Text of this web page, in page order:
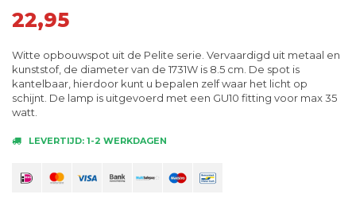
22,95
Witte opbouwspot uit de Pelite serie. Vervaardigd uit metaal en
kunststof, de diameter van de 1731W is 8.5 cm. De spot is
kantelbaar, hierdoor kunt u bepalen zelf waar het licht op
schijnt. De lamp is uitgevoerd met een GU10 fitting voor max 35
watt.
LEVERTIJD: 1-2 WERKDAGEN